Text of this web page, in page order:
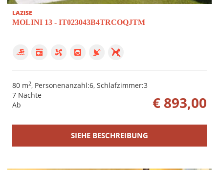
LAZISE
MOLINI 13 - IT023043B4TRCOQJTM
80 m2, Personenanzahl:6, Schlafzimmer:3
€ 893,00
7 Nächte
Ab
SIEHE BESCHREIBUNG